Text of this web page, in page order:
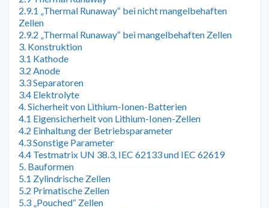
2.9.1 „Thermal Runaway“ bei nicht mangelbehaften
Zellen
2.9.2 „Thermal Runaway“ bei mangelbehaften Zellen
3. Konstruktion
3.1 Kathode
3.2 Anode
3.3 Separatoren
3.4 Elektrolyte
4. Sicherheit von Lithium-Ionen-Batterien
4.1 Eigensicherheit von Lithium-Ionen-Zellen
4.2 Einhaltung der Betriebsparameter
4.3 Sonstige Parameter
4.4 Testmatrix UN 38.3, IEC 62133 und IEC 62619
5. Bauformen
5.1 Zylindrische Zellen
5.2 Primatische Zellen
5.3 „Pouched“ Zellen